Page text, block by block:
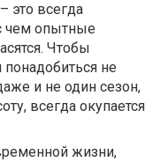
это всегда
чем опытные
Чтобы
не
и не один сезон,
всегда окупается
жизни,